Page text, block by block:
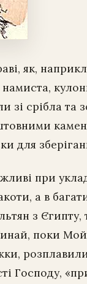
як,
зі срібла та
для
при
а в
з Єгипту,
поки
Господу,